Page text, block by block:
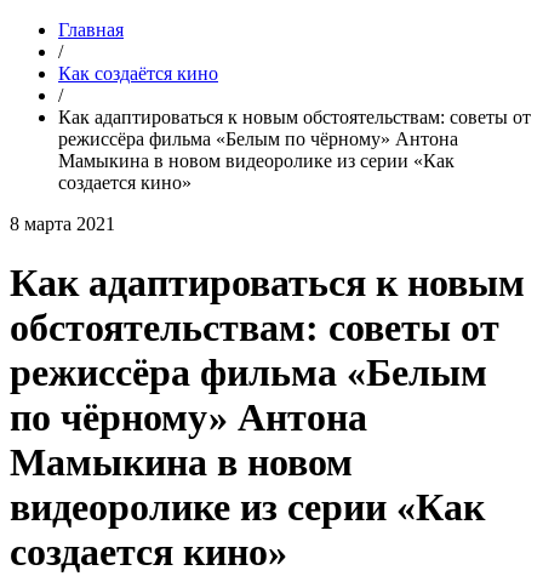
Главная
/
Как создаётся кино
/
Как адаптироваться к новым обстоятельствам: советы от
режиссёра фильма «Белым по чёрному» Антона
Мамыкина в новом видеоролике из серии «Как
создается кино»
8 марта 2021
Как адаптироваться к новым
обстоятельствам: советы от
режиссёра фильма «Белым
по чёрному» Антона
Мамыкина в новом
видеоролике из серии «Как
создается кино»